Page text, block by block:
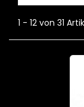
1 - 12 von 31